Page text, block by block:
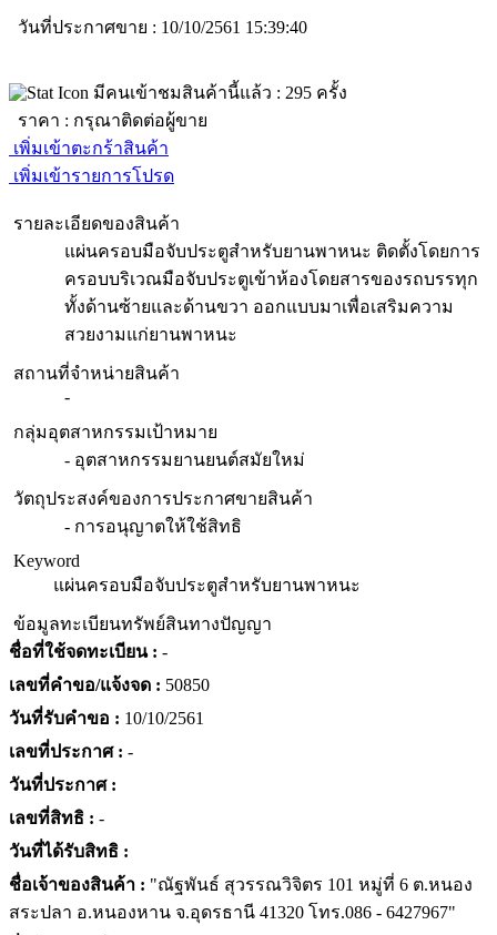
วันที่ประกาศขาย : 10/10/2561 15:39:40
มีคนเข้าชมสินค้านี้แล้ว : 295 ครั้ง
ราคา : กรุณาติดต่อผู้ขาย
เพิ่มเข้าตะกร้าสินค้า
เพิ่มเข้ารายการโปรด
รายละเอียดของสินค้า
แผ่นครอบมือจับประตูสำหรับยานพาหนะ ติดตั้งโดยการ
ครอบบริเวณมือจับประตูเข้าห้องโดยสารของรถบรรทุก
ทั้งด้านซ้ายและด้านขวา ออกแบบมาเพื่อเสริมความ
สวยงามแก่ยานพาหนะ
สถานที่จำหน่ายสินค้า
-
กลุ่มอุตสาหกรรมเป้าหมาย
- อุตสาหกรรมยานยนต์สมัยใหม่
วัตถุประสงค์ของการประกาศขายสินค้า
- การอนุญาตให้ใช้สิทธิ
Keyword
แผ่นครอบมือจับประตูสำหรับยานพาหนะ
ข้อมูลทะเบียนทรัพย์สินทางปัญญา
ชื่อที่ใช้จดทะเบียน : -
เลขที่คำขอ/แจ้งจด : 50850
วันที่รับคำขอ : 10/10/2561
เลขที่ประกาศ : -
วันที่ประกาศ :
เลขที่สิทธิ : -
วันที่ได้รับสิทธิ :
ชื่อเจ้าของสินค้า : "ณัฐพันธ์ สุวรรณวิจิตร 101 หมู่ที่ 6 ต.หนอง
สระปลา อ.หนองหาน จ.อุดรธานี 41320 โทร.086 - 6427967"